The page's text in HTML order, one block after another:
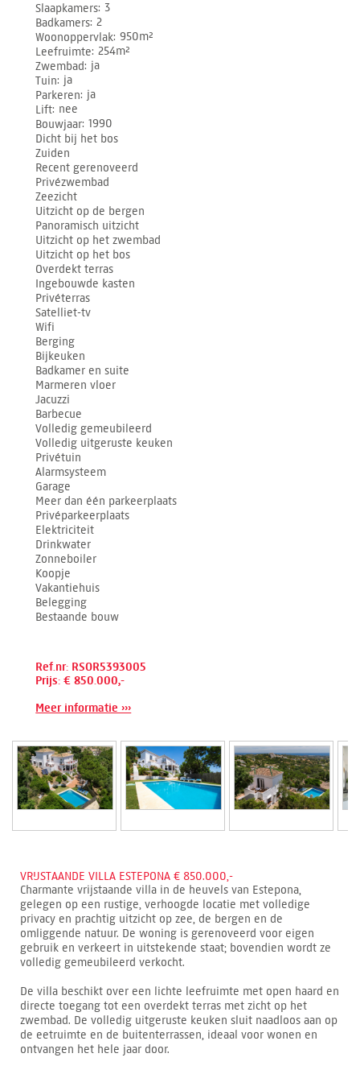
Slaapkamers 3
Badkamers 2
Woonoppervlak 950m²
Leefruimte 254m²
Zwembad ja
Tuin ja
Parkeren ja
Lift nee
Bouwjaar 1990
Dicht bij het bos
Zuiden
Recent gerenoveerd
Privézwembad
Zeezicht
Uitzicht op de bergen
Panoramisch uitzicht
Uitzicht op het zwembad
Uitzicht op het bos
Overdekt terras
Ingebouwde kasten
Privéterras
Satelliet-tv
Wifi
Berging
Bijkeuken
Badkamer en suite
Marmeren vloer
Jacuzzi
Barbecue
Volledig gemeubileerd
Volledig uitgeruste keuken
Privétuin
Alarmsysteem
Garage
Meer dan één parkeerplaats
Privéparkeerplaats
Elektriciteit
Drinkwater
Zonneboiler
Koopje
Vakantiehuis
Belegging
Bestaande bouw
Ref.nr: RSOR5393005
Prijs: € 850.000,-
Meer informatie ›››
VRIJSTAANDE VILLA ESTEPONA € 850.000,-
Charmante vrijstaande villa in de heuvels van Estepona,
gelegen op een rustige, verhoogde locatie met volledige
privacy en prachtig uitzicht op zee, de bergen en de
omliggende natuur. De woning is gerenoveerd voor eigen
gebruik en verkeert in uitstekende staat; bovendien wordt ze
volledig gemeubileerd verkocht.
De villa beschikt over een lichte leefruimte met open haard en
directe toegang tot een overdekt terras met zicht op het
zwembad. De volledig uitgeruste keuken sluit naadloos aan op
de eetruimte en de buitenterrassen, ideaal voor wonen en
ontvangen het hele jaar door.